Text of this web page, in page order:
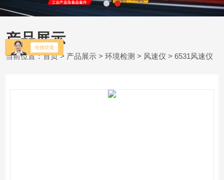
产品展示
当前位置：首页> 产品展示 >环境检测 > 风速仪 > 6531风速仪